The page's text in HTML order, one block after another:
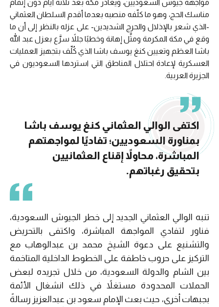
مواجهة جيوش السعوديين، ويغادر مكة بعد ثلاثة أيام دون إتمام
مناسك الحج، وهو ما كلّفه منصبه بعدما أقدم السلطان العثماني
-الذي شعر بالإذلال والحرج الشديدين- على عزله بالنظر إلى أن ما
وقع في مكة المكرمة ومثَّل إهانة وخطبًا جللاً سرَّع بعزل عبد الله
باشا العظم وتعيين كنغ يوسف باشا الذي كُلِّف بتجهيز العمليات
العسكرية لإعادة احتلال المناطق التي استردها السعوديون في
الجزيرة العربية.
اكتفى الوالي العثماني كنغ يوسف باشا
بمناورة السعوديين؛ تفاديًا لمواجهتهم
المباشرة، محاولاً إقناع العثمانيين
بتحقيق رغباتهم.
تنبه الوالي العثماني الجديد إلى خطر الجيوش السعودية،
فناور لتفادي المواجهة المباشرة، واكتفى بالتحريض
والتشنيع على دعوة الشيخ محمد بن عبدالوهاب مع
التركيز على حروب خاطفة على الخطوط الداخلية المتاخمة
بين الشام والدولة السعودية، من خلال تجريده لبعض
الحملات المحدودة مستغلاً في ذلك انشغال الأئمة
بجبهات أخرى، حيث بعث الإمام سعود بن عبدالعزيز رسالةً